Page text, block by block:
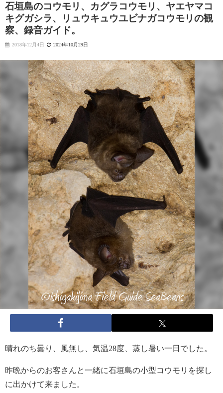
石垣島のコウモリ、カグラコウモリ、ヤエヤマコ
キグガシラ、リュウキュウユビナガコウモリの観
察、録音ガイド。
2018年12月4日 2024年10月29日
晴れのち曇り、風無し、気温28度、蒸し暑い一日でした。
昨晩からのお客さんと一緒に石垣島の小型コウモリを探し
に出かけて来ました。